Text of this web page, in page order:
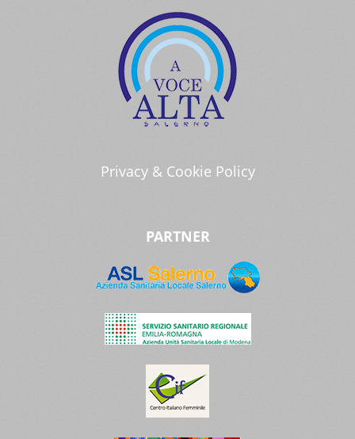
Privacy & Cookie Policy
PARTNER